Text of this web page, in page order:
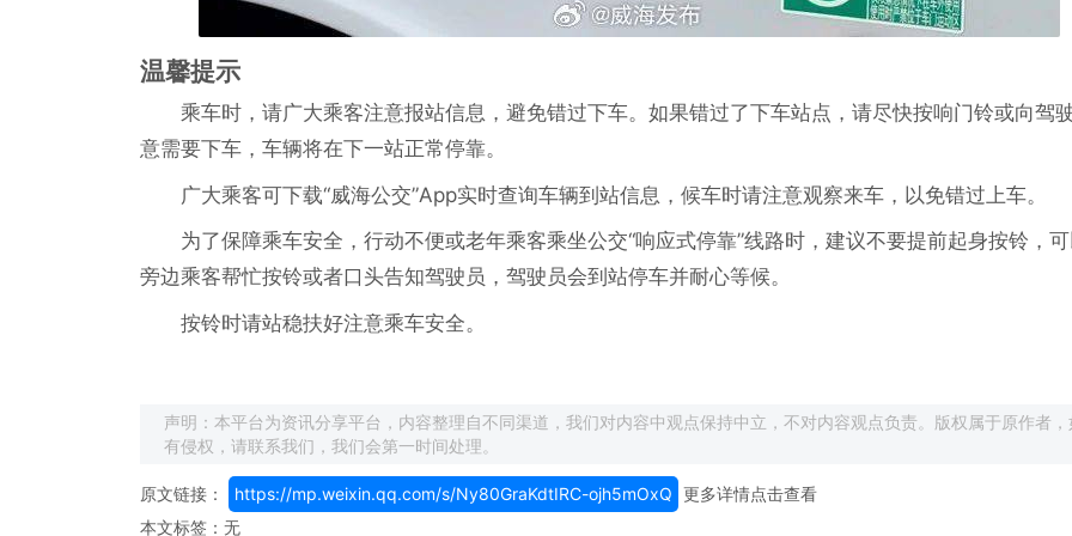
温馨提示
乘车时，请广大乘客注意报站信息，避免错过下车。如果错过了下车站点，请尽快按响门铃或向驾
意需要下车，车辆将在下一站正常停靠。
广大乘客可下载“威海公交”App实时查询车辆到站信息，候车时请注意观察来车，以免错过上车
为了保障乘车安全，行动不便或老年乘客乘坐公交“响应式停靠”线路时，建议不要提前起身按铃，
旁边乘客帮忙按铃或者口头告知驾驶员，驾驶员会到站停车并耐心等候。
按铃时请站稳扶好注意乘车安全。
声明：本平台为资讯分享平台，内容整理自不同渠道，我们对内容中观点保持中立，不对内容观点负责。版权属于原作者，
有侵权，请联系我们，我们会第一时间处理。
原文链接： https://mp.weixin.qq.com/s/Ny80GraKdtIRC-ojh5mOxQ 更多详情点击查看
本文标签：无